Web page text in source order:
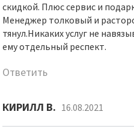
скидкой. Плюс сервис и
Менеджер толковый и
тянул.Никаких услуг не
ему отдельный респект.
Ответить
КИРИЛЛ В. 16.08.2021